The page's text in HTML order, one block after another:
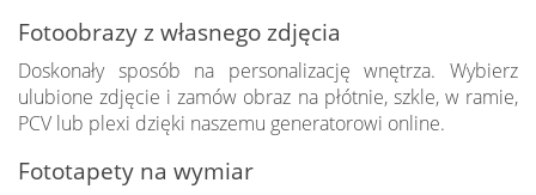
Fotoobrazy z własnego zdjęcia
Doskonały sposób na personalizację wnętrza. Wybierz
ulubione zdjęcie i zamów obraz na płótnie, szkle, w ramie,
PCV lub plexi dzięki naszemu generatorowi online.
Fototapety na wymiar